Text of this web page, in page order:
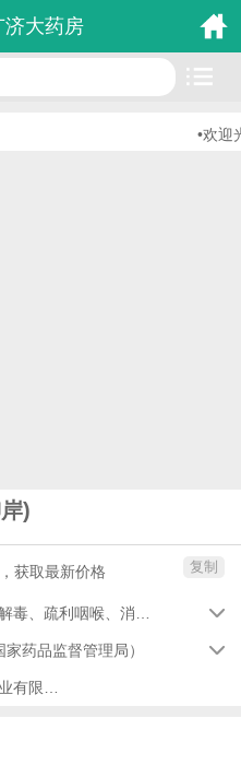
济大药房
•欢迎
)
获取最新价格 复制

家药品监督管理局） 